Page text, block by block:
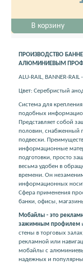
В корзину
ПРОИЗВОДСТВО
АЛЮМИНИЕВЫМ
ALU-RAIL, BANNER-
Цвет: Серебристый
Система для
подобных
Представляет собой
половин, снабженный
подвески.
информационные
подготовки, просто
весьма удобен в
времени. Он незаменим
информационных
Сфера применения
банки, офисы,
Мобайлы - это
зажимным профилем
стены в торговых
рекламной или
мобайлы с
надежных и